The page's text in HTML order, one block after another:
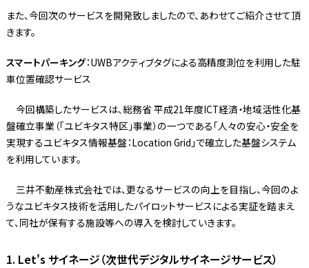
また、今回次のサービスを開発致しましたので、あわせてご紹介させて頂
きます。
スマートパーキング：UWBアクティブタグによる高精度測位を利用した駐
車位置確認サービス
今回構築したサービスは、総務省 平成21年度ICT経済・地域活性化基
盤確立事業（「ユビキタス特区」事業）の一つである「人々の安心・安全を
実現するユビキタス情報基盤：Location Grid」で確立した基盤システム
を利用しています。
三井不動産株式会社では、更なるサービスの向上を目指し、今回のよ
うなユビキタス技術を活用したパイロットサービスによる実証を踏まえ
て、同社が保有する施設等への導入を検討していきます。
1. Let's サイネージ（次世代デジタルサイネージサービス）